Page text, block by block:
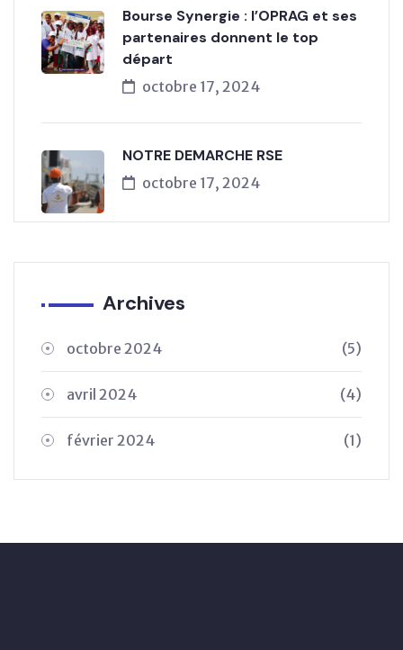
Bourse Synergie : l’OPRAG et ses
partenaires donnent le top
départ
octobre 17, 2024
NOTRE DEMARCHE RSE
octobre 17, 2024
Archives
octobre 2024 (5)
avril 2024 (4)
février 2024 (1)